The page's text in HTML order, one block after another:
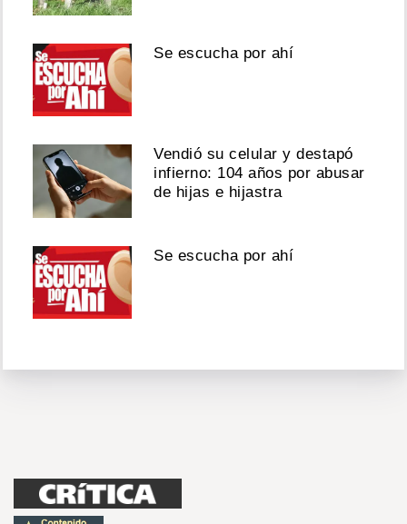
Se escucha por ahí
Vendió su celular y destapó
infierno: 104 años por abusar
de hijas e hijastra
Se escucha por ahí